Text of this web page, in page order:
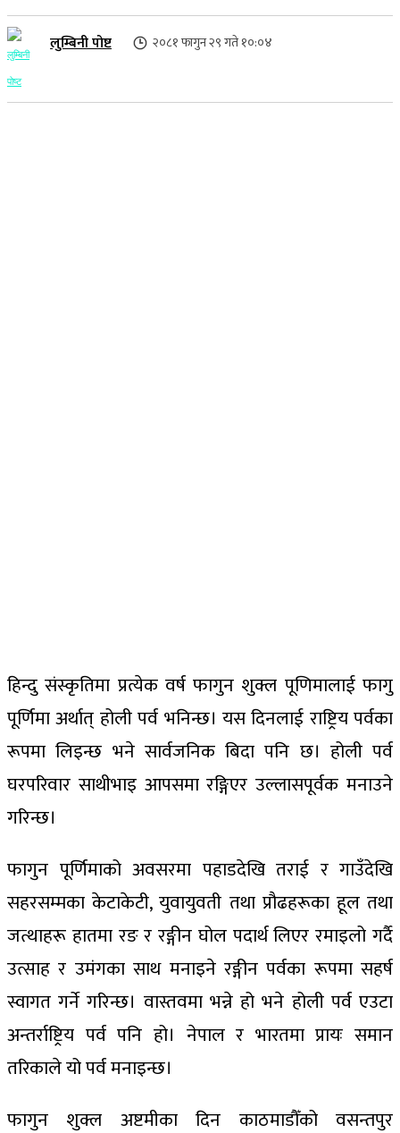
लुम्बिनी पोष्ट २०८१ फागुन २९ गते १०:०४
हिन्दु संस्कृतिमा प्रत्येक वर्ष फागुन शुक्ल पूणिमालाई फागु
पूर्णिमा अर्थात् होली पर्व भनिन्छ। यस दिनलाई राष्ट्रिय पर्वका
रूपमा लिइन्छ भने सार्वजनिक बिदा पनि छ। होली पर्व
घरपरिवार साथीभाइ आपसमा रङ्गिएर उल्लासपूर्वक मनाउने
गरिन्छ।
फागुन पूर्णिमाको अवसरमा पहाडदेखि तराई र गाउँदेखि
सहरसम्मका केटाकेटी, युवायुवती तथा प्रौढहरूका हूल तथा
जत्थाहरू हातमा रङ र रङ्गीन घोल पदार्थ लिएर रमाइलो गर्दै
उत्साह र उमंगका साथ मनाइने रङ्गीन पर्वका रूपमा सहर्ष
स्वागत गर्ने गरिन्छ। वास्तवमा भन्ने हो भने होली पर्व एउटा
अन्तर्राष्ट्रिय पर्व पनि हो। नेपाल र भारतमा प्रायः समान
तरिकाले यो पर्व मनाइन्छ।
फागुन शुक्ल अष्टमीका दिन काठमाडौँको वसन्तपुर